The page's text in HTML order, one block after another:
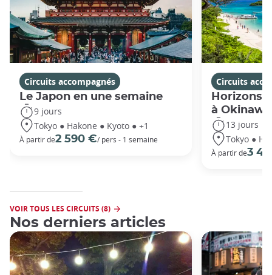
Circuits accompagnés
Le Japon en une semaine
9 jours
Tokyo ● Hakone ● Kyoto ● +1
À partir de2 590 €/ pers - 1 semaine
Circuits
Horizons
à Okinawa
13 jours
Tokyo ●
À partir de3
VOIR TOUS LES CIRCUITS (8)
Nos derniers articles